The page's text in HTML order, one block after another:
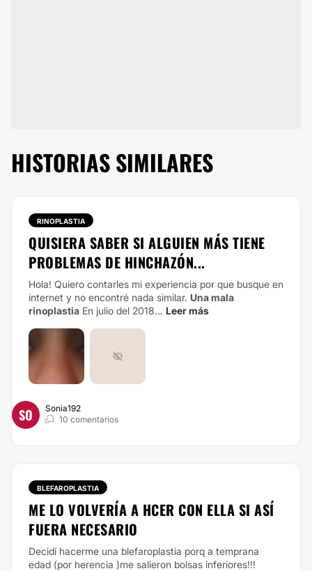
HISTORIAS SIMILARES
RINOPLASTIA
QUISIERA SABER SI ALGUIEN MÁS TIENE
PROBLEMAS DE HINCHAZÓN...
Hola! Quiero contarles mi experiencia por que busque en
internet y no encontré nada similar. Una mala
rinoplastia En julio del 2018... Leer más
SO
Sonia192
10 comentarios
BLEFAROPLASTIA
ME LO VOLVERÍA A HCER CON ELLA SI ASÍ
FUERA NECESARIO
Decidí hacerme una blefaroplastia porq a temprana
edad (por herencia )me salieron bolsas inferiores!!!